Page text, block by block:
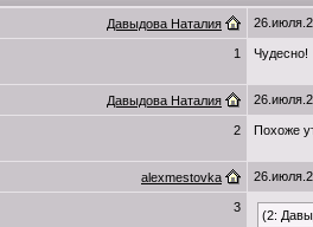
Давыдова Наталия
1 Чудесно!
Давыдова Наталия
2 Похоже
alexmestovka
3
(2: